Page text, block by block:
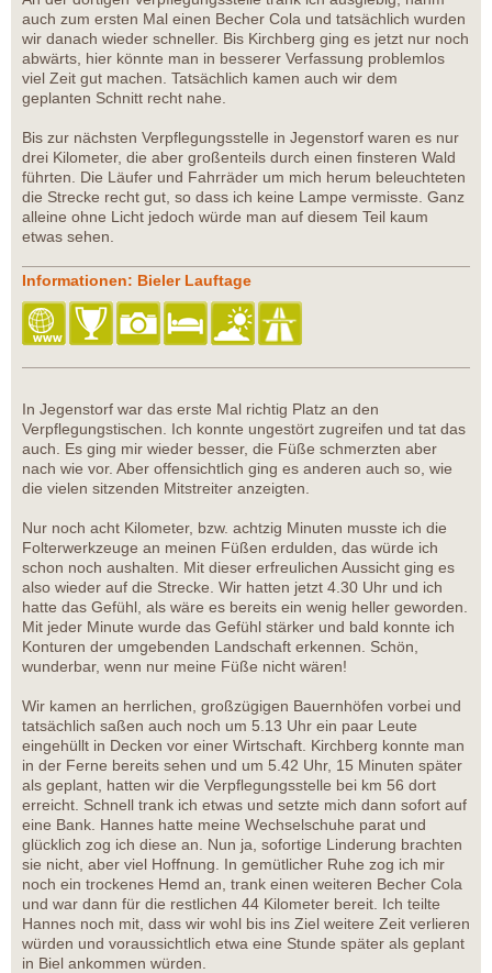
auch zum ersten Mal einen Becher Cola und tatsächlich wurden
wir danach wieder schneller. Bis Kirchberg ging es jetzt nur noch
abwärts, hier könnte man in besserer Verfassung problemlos
viel Zeit gut machen. Tatsächlich kamen auch wir dem
geplanten Schnitt recht nahe.
Bis zur nächsten Verpflegungsstelle in Jegenstorf waren es nur
drei Kilometer, die aber großenteils durch einen finsteren Wald
führten. Die Läufer und Fahrräder um mich herum beleuchteten
die Strecke recht gut, so dass ich keine Lampe vermisste. Ganz
alleine ohne Licht jedoch würde man auf diesem Teil kaum
etwas sehen.
Informationen: Bieler Lauftage
In Jegenstorf war das erste Mal richtig Platz an den
Verpflegungstischen. Ich konnte ungestört zugreifen und tat das
auch. Es ging mir wieder besser, die Füße schmerzten aber
nach wie vor. Aber offensichtlich ging es anderen auch so, wie
die vielen sitzenden Mitstreiter anzeigten.
Nur noch acht Kilometer, bzw. achtzig Minuten musste ich die
Folterwerkzeuge an meinen Füßen erdulden, das würde ich
schon noch aushalten. Mit dieser erfreulichen Aussicht ging es
also wieder auf die Strecke. Wir hatten jetzt 4.30 Uhr und ich
hatte das Gefühl, als wäre es bereits ein wenig heller geworden.
Mit jeder Minute wurde das Gefühl stärker und bald konnte ich
Konturen der umgebenden Landschaft erkennen. Schön,
wunderbar, wenn nur meine Füße nicht wären!
Wir kamen an herrlichen, großzügigen Bauernhöfen vorbei und
tatsächlich saßen auch noch um 5.13 Uhr ein paar Leute
eingehüllt in Decken vor einer Wirtschaft. Kirchberg konnte man
in der Ferne bereits sehen und um 5.42 Uhr, 15 Minuten später
als geplant, hatten wir die Verpflegungsstelle bei km 56 dort
erreicht. Schnell trank ich etwas und setzte mich dann sofort auf
eine Bank. Hannes hatte meine Wechselschuhe parat und
glücklich zog ich diese an. Nun ja, sofortige Linderung brachten
sie nicht, aber viel Hoffnung. In gemütlicher Ruhe zog ich mir
noch ein trockenes Hemd an, trank einen weiteren Becher Cola
und war dann für die restlichen 44 Kilometer bereit. Ich teilte
Hannes noch mit, dass wir wohl bis ins Ziel weitere Zeit verlieren
würden und voraussichtlich etwa eine Stunde später als geplant
in Biel ankommen würden.